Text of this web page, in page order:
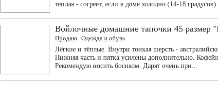
теплая - согреет, если в доме холодно (14-18
Войлочные домашние тапочки 45 размер
Продаю Одежда и обувь
Лёгкие и тёплые. Внутри тонкая шерсть -
Нижняя часть и пятка усилены дополнительно.
Рекомендую носить босиком. Дарят очень при...